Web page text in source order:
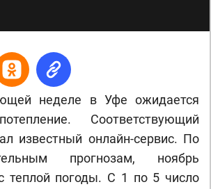
неделе в Уфе ожидается
Соответствующий
известный онлайн-сервис. По
прогнозам, ноябрь
теплой погоды. С 1 по 5 число